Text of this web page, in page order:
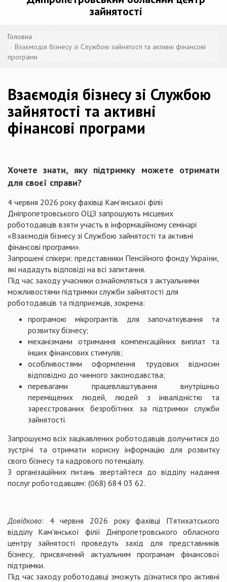
зайнятості
Головна
Взаємодія бізнесу зі Службою зайнятості та активні фінансові
програми
Взаємодія бізнесу зі Службою
зайнятості та активні
фінансові програми
Хочете знати, яку підтримку можете отримати
для своєї справи?
4 червня 2026 року фахівці Кам'янської філії
Дніпропетровського ОЦЗ запрошують місцевих
роботодавців взяти участь в інформаційному семінарі
«Взаємодія бізнесу зі Службою зайнятості та активні
фінансові програми».
Запрошені спікери: представники Пенсійного фонду України,
які нададуть відповіді на всі запитання.
Під час заходу учасники ознайомляться з актуальними
можливостями підтримки служби зайнятості для
роботодавців та підприємців, зокрема:
програмою мікрогрантів для започаткування та
розвитку бізнесу;
механізмами отримання компенсаційних виплат та
інших фінансових стимулів;
особливостями оформлення трудових відносин
відповідно до чинного законодавства;
перевагами працевлаштування внутрішньо
переміщених людей, людей з інвалідністю та
зареєстрованих безробітних за підтримки служби
зайнятості.
Запрошуємо всіх зацікавлених роботодавців долучитися до
зустрічі та отримати корисну інформацію для розвитку
свого бізнесу та кадрового потенціалу.
З організаційних питань звертайтеся до відділу надання
послуг роботодавцям: (068) 684 03 62.
Довідково: 4 червня 2026 року фахівці П'ятихатського
відділу Кам'янської філії Дніпропетровського обласного
центру зайнятості проведуть захід для представників
бізнесу, присвячений актуальним програмам фінансової
підтримки.
Під час заходу роботодавці зможуть дізнатися про активні